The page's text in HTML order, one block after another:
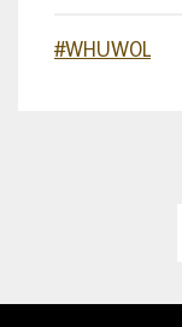
#WHUWOL